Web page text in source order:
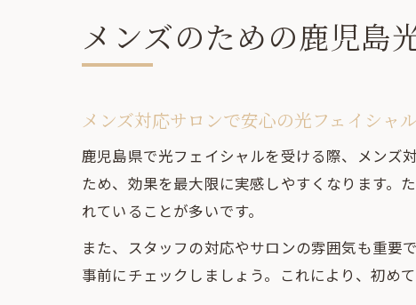
メンズのための鹿児島
メンズ対応サロンで安心の光フェイシャ
鹿児島県で光フェイシャルを受ける際、メンズ
ため、効果を最大限に実感しやすくなります。
れていることが多いです。
また、スタッフの対応やサロンの雰囲気も重要
事前にチェックしましょう。これにより、初め